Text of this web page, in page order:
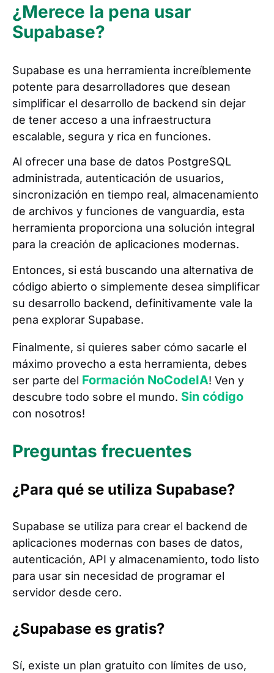
¿Merece la pena usar
Supabase?
Supabase es una herramienta increíblemente
potente para desarrolladores que desean
simplificar el desarrollo de backend sin dejar
de tener acceso a una infraestructura
escalable, segura y rica en funciones.
Al ofrecer una base de datos PostgreSQL
administrada, autenticación de usuarios,
sincronización en tiempo real, almacenamiento
de archivos y funciones de vanguardia, esta
herramienta proporciona una solución integral
para la creación de aplicaciones modernas.
Entonces, si está buscando una alternativa de
código abierto o simplemente desea simplificar
su desarrollo backend, definitivamente vale la
pena explorar Supabase.
Finalmente, si quieres saber cómo sacarle el
máximo provecho a esta herramienta, debes
ser parte del Formación NoCodeIA! Ven y
descubre todo sobre el mundo. Sin código
con nosotros!
Preguntas frecuentes
¿Para qué se utiliza Supabase?
Supabase se utiliza para crear el backend de
aplicaciones modernas con bases de datos,
autenticación, API y almacenamiento, todo listo
para usar sin necesidad de programar el
servidor desde cero.
¿Supabase es gratis?
Sí, existe un plan gratuito con límites de uso,